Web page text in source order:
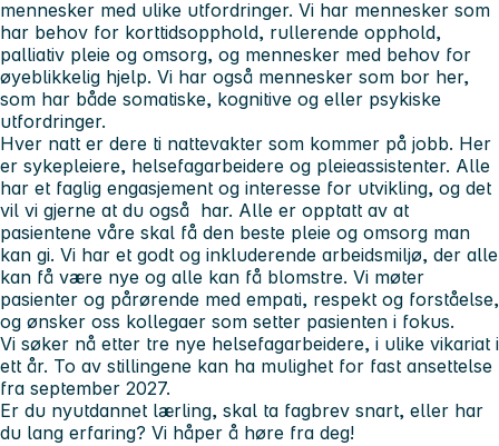
mennesker med ulike utfordringer. Vi har mennesker som
har behov for korttidsopphold, rullerende opphold,
palliativ pleie og omsorg, og mennesker med behov for
øyeblikkelig hjelp. Vi har også mennesker som bor her,
som har både somatiske, kognitive og eller psykiske
utfordringer.
Hver natt er dere ti nattevakter som kommer på jobb. Her
er sykepleiere, helsefagarbeidere og pleieassistenter. Alle
har et faglig engasjement og interesse for utvikling, og det
vil vi gjerne at du også har. Alle er opptatt av at
pasientene våre skal få den beste pleie og omsorg man
kan gi. Vi har et godt og inkluderende arbeidsmiljø, der alle
kan få være nye og alle kan få blomstre. Vi møter
pasienter og pårørende med empati, respekt og forståelse,
og ønsker oss kollegaer som setter pasienten i fokus.
Vi søker nå etter tre nye helsefagarbeidere, i ulike vikariat i
ett år. To av stillingene kan ha mulighet for fast ansettelse
fra september 2027.
Er du nyutdannet lærling, skal ta fagbrev snart, eller har
du lang erfaring? Vi håper å høre fra deg!